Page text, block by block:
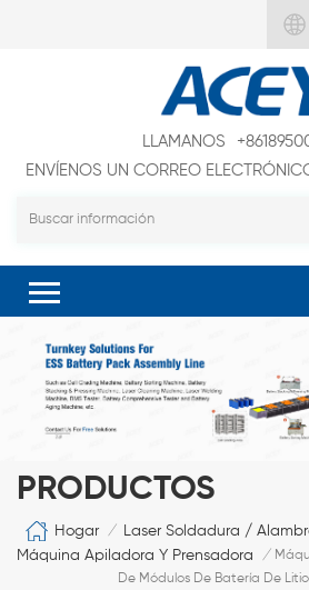
LLAMANOS
ENVÍENOS UN CORREO
PRODUCTOS
Hogar / Laser Soldadura /
Máquina Apiladora Y Prensadora /
De Módulos De Batería De